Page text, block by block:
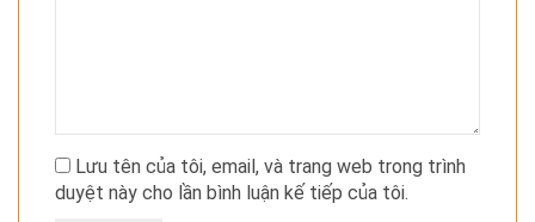
Lưu tên của tôi, email, và trang web trong trình
duyệt này cho lần bình luận kế tiếp của tôi.